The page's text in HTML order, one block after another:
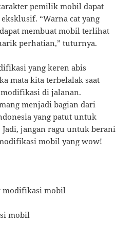
pemilik mobil dapat
“Warna cat yang
membuat mobil terlihat
perhatian,” tuturnya.
yang keren abis
mata kita terbelalak saat
di jalanan.
menjadi bagian dari
yang patut untuk
jangan ragu untuk berani
mobil yang wow!
modifikasi mobil
mobil